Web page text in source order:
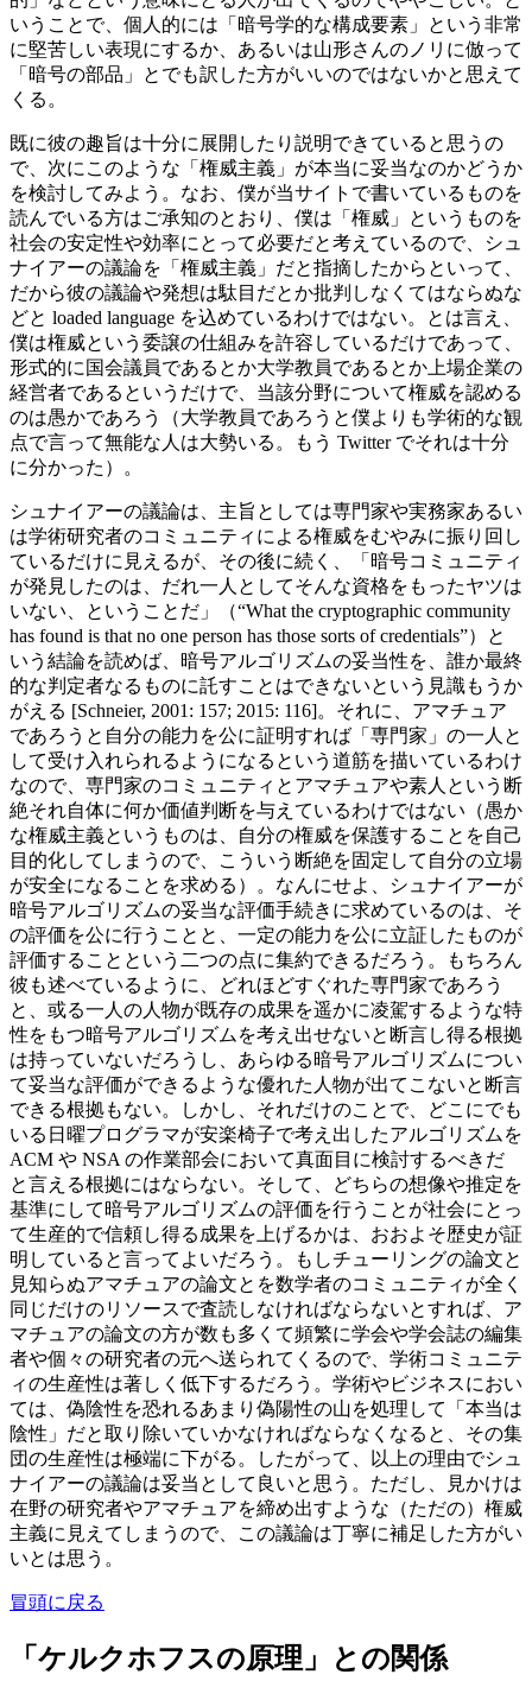
いうことで、個人的には「暗号学的な構成要素」という非常
に堅苦しい表現にするか、あるいは山形さんのノリに倣って
「暗号の部品」とでも訳した方がいいのではないかと思えて
くる。
既に彼の趣旨は十分に展開したり説明できていると思うの
で、次にこのような「権威主義」が本当に妥当なのかどうか
を検討してみよう。なお、僕が当サイトで書いているものを
読んでいる方はご承知のとおり、僕は「権威」というものを
社会の安定性や効率にとって必要だと考えているので、シュ
ナイアーの議論を「権威主義」だと指摘したからといって、
だから彼の議論や発想は駄目だとか批判しなくてはならぬな
どと loaded language を込めているわけではない。とは言え、
僕は権威という委譲の仕組みを許容しているだけであって、
形式的に国会議員であるとか大学教員であるとか上場企業の
経営者であるというだけで、当該分野について権威を認める
のは愚かであろう（大学教員であろうと僕よりも学術的な観
点で言って無能な人は大勢いる。もう Twitter でそれは十分
に分かった）。
シュナイアーの議論は、主旨としては専門家や実務家あるい
は学術研究者のコミュニティによる権威をむやみに振り回し
ているだけに見えるが、その後に続く、「暗号コミュニティ
が発見したのは、だれ一人としてそんな資格をもったヤツは
いない、ということだ」（“What the cryptographic community
has found is that no one person has those sorts of credentials”）と
いう結論を読めば、暗号アルゴリズムの妥当性を、誰か最終
的な判定者なるものに託すことはできないという見識もうか
がえる [Schneier, 2001: 157; 2015: 116]。それに、アマチュア
であろうと自分の能力を公に証明すれば「専門家」の一人と
して受け入れられるようになるという道筋を描いているわけ
なので、専門家のコミュニティとアマチュアや素人という断
絶それ自体に何か価値判断を与えているわけではない（愚か
な権威主義というものは、自分の権威を保護することを自己
目的化してしまうので、こういう断絶を固定して自分の立場
が安全になることを求める）。なんにせよ、シュナイアーが
暗号アルゴリズムの妥当な評価手続きに求めているのは、そ
の評価を公に行うことと、一定の能力を公に立証したものが
評価することという二つの点に集約できるだろう。もちろん
彼も述べているように、どれほどすぐれた専門家であろう
と、或る一人の人物が既存の成果を遥かに凌駕するような特
性をもつ暗号アルゴリズムを考え出せないと断言し得る根拠
は持っていないだろうし、あらゆる暗号アルゴリズムについ
て妥当な評価ができるような優れた人物が出てこないと断言
できる根拠もない。しかし、それだけのことで、どこにでも
いる日曜プログラマが安楽椅子で考え出したアルゴリズムを
ACM や NSA の作業部会において真面目に検討するべきだ
と言える根拠にはならない。そして、どちらの想像や推定を
基準にして暗号アルゴリズムの評価を行うことが社会にとっ
て生産的で信頼し得る成果を上げるかは、おおよそ歴史が証
明していると言ってよいだろう。もしチューリングの論文と
見知らぬアマチュアの論文とを数学者のコミュニティが全く
同じだけのリソースで査読しなければならないとすれば、ア
マチュアの論文の方が数も多くて頻繁に学会や学会誌の編集
者や個々の研究者の元へ送られてくるので、学術コミュニテ
ィの生産性は著しく低下するだろう。学術やビジネスにおい
ては、偽陰性を恐れるあまり偽陽性の山を処理して「本当は
陰性」だと取り除いていかなければならなくなると、その集
団の生産性は極端に下がる。したがって、以上の理由でシュ
ナイアーの議論は妥当として良いと思う。ただし、見かけは
在野の研究者やアマチュアを締め出すような（ただの）権威
主義に見えてしまうので、この議論は丁寧に補足した方がい
いとは思う。
冒頭に戻る
「ケルクホフスの原理」との関係